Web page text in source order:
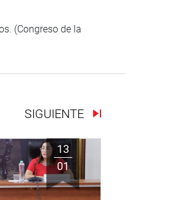
(Congreso de la
SIGUIENTE
13
01